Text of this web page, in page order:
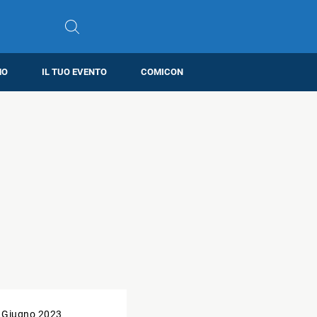
IL TUO EVENTO COMICON